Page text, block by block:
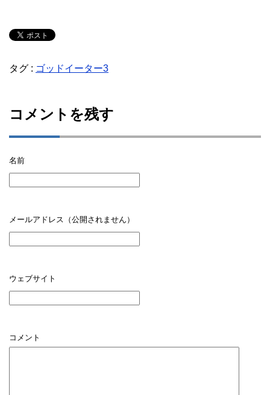
タグ : ゴッドイーター3
コメントを残す
名前
メールアドレス（公開されません）
ウェブサイト
コメント